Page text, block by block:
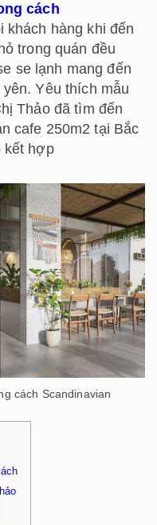
cách
khách hàng khi đến
trong quán đều
se lạnh mang đến
Yêu thích mẫu
Thảo đã tìm đến
cafe 250m2 tại Bắc
kết hợp
cách Scandinavian